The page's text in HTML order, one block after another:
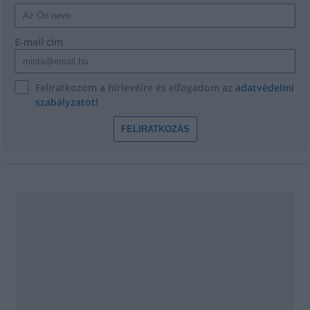
E-mail cím
Feliratkozom a hírlevélre és elfogadom az adatvédelmi
szabályzatot!
FELIRATKOZÁS